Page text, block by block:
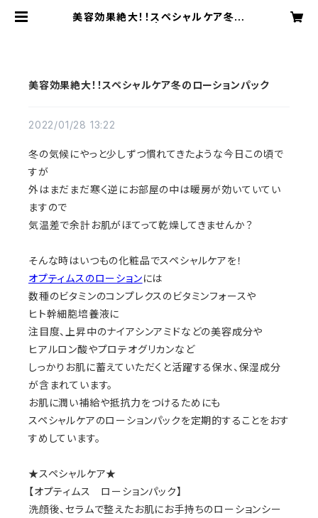
美容効果絶大！！スペシャルケア冬の
美容効果絶大！！スペシャルケア冬のローションパック
2022/01/28 13:22
冬の気候にやっと少しずつ慣れてきたような今日この頃で
すが
外はまだまだ寒く逆にお部屋の中は暖房が効いていてい
ますので
気温差で余計お肌がほてって乾燥してきませんか？
そんな時はいつもの化粧品でスペシャルケアを！
オプティムスのローションには
数種のビタミンのコンプレクスのビタミンフォースや
ヒト幹細胞培養液に
注目度、上昇中のナイアシンアミドなどの美容成分や
ヒアルロン酸やプロテオグリカンなど
しっかりお肌に蓄えていただくと活躍する保水、保湿成分
が含まれています。
お肌に潤い補給や抵抗力をつけるためにも
スペシャルケアのローションパックを定期的することをおす
すめしています。
★スペシャルケア★
【オプティムス　ローションパック】
洗顔後、セラムで整えたお肌にお手持ちのローションシー